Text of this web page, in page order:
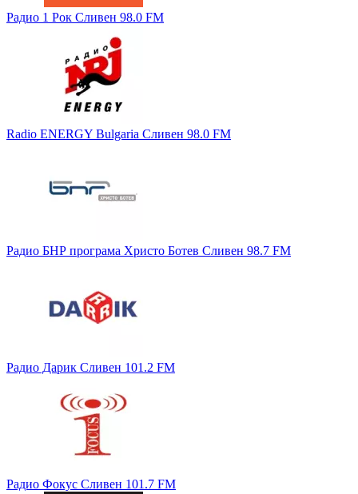
Радио 1 Рок Сливен 98.0 FM
Radio ENERGY Bulgaria Сливен 98.0 FM
Радио БНР програма Христо Ботев Сливен 98.7 FM
Радио Дарик Сливен 101.2 FM
Радио Фокус Сливен 101.7 FM